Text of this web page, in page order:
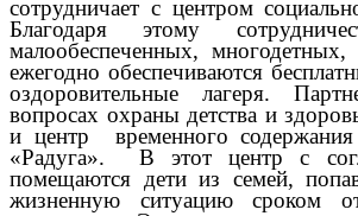
сотрудничает с центром
Благодаря этому
малообеспеченных,
ежегодно обеспечиваются
оздоровительные лагеря.
вопросах охраны детства и
и центр временного
«Радуга». В этот центр с
помещаются дети из семей,
жизненную ситуацию сроком